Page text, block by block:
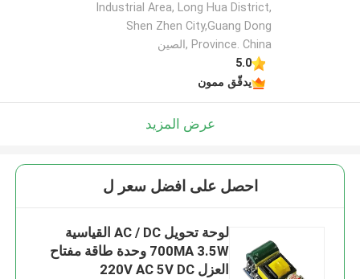
Industrial Area, Long Hua District,
Shen Zhen City,Guang Dong
Province. China ,الصين
5.0
يدقّق ممون
عرض المزيد
احصل على افضل سعر ل
لوحة تحويل AC / DC القياسية
700MA 3.5W وحدة طاقة مفتاح
العزل 220V AC 5V DC